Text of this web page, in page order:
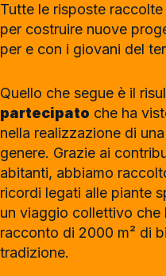
Tutte le risposte
per costruire nuove
per e con i giovani del
Quello che segue è il
partecipato che ha
nella realizzazione di
genere. Grazie ai
abitanti, abbiamo
ricordi legati alle piante
un viaggio collettivo che
racconto di 2000 m² di
tradizione.